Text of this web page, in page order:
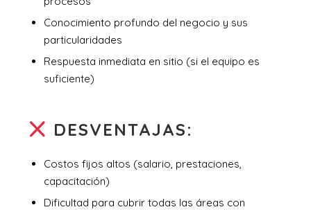
Conocimiento profundo del negocio y sus
particularidades
Respuesta inmediata en sitio (si el equipo es
suficiente)
DESVENTAJAS:
Costos fijos altos (salario, prestaciones,
capacitación)
Dificultad para cubrir todas las áreas con